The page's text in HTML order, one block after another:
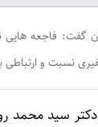
فاجعه هایی
نسبت و ارتباطی
دکتر سید